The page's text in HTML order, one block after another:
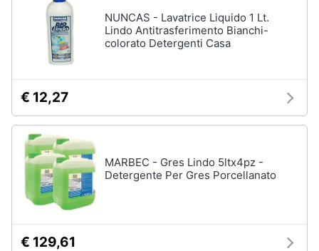
NUNCAS - Lavatrice Liquido 1 Lt.
Lindo Antitrasferimento Bianchi-
colorato Detergenti Casa
€ 12,27
MARBEC - Gres Lindo 5ltx4pz -
Detergente Per Gres Porcellanato
€ 129,61